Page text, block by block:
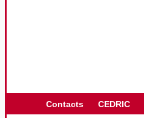
Contacts CEDRIC